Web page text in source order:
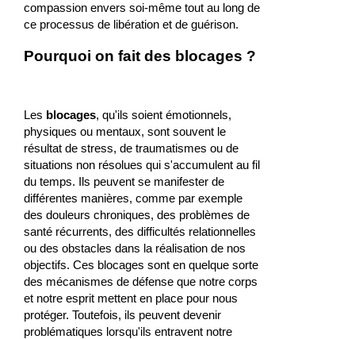
compassion envers soi-même tout au long de
ce processus de libération et de guérison.
Pourquoi on fait des blocages ?
Les blocages, qu'ils soient émotionnels,
physiques ou mentaux, sont souvent le
résultat de stress, de traumatismes ou de
situations non résolues qui s'accumulent au fil
du temps. Ils peuvent se manifester de
différentes manières, comme par exemple
des douleurs chroniques, des problèmes de
santé récurrents, des difficultés relationnelles
ou des obstacles dans la réalisation de nos
objectifs. Ces blocages sont en quelque sorte
des mécanismes de défense que notre corps
et notre esprit mettent en place pour nous
protéger. Toutefois, ils peuvent devenir
problématiques lorsqu'ils entravent notre